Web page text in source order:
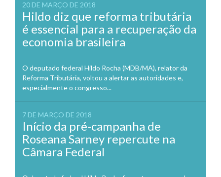
20 DE MARÇO DE 2018
Hildo diz que reforma tributária
é essencial para a recuperação da
economia brasileira
O deputado federal Hildo Rocha (MDB/MA), relator da
Reforma Tributária, voltou a alertar as autoridades e,
especialmente o congresso...
7 DE MARÇO DE 2018
Início da pré-campanha de
Roseana Sarney repercute na
Câmara Federal